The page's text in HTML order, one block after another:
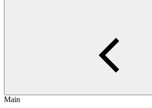
Main